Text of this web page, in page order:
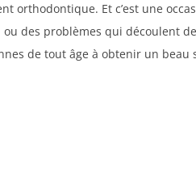
orthodontique. Et c’est une
ou des problèmes qui découlent
de tout âge à obtenir un beau